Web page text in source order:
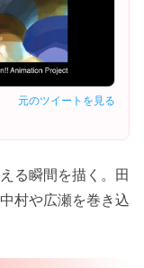
元のツイートを見る
る瞬間を描く。田
村や広瀬を巻き込